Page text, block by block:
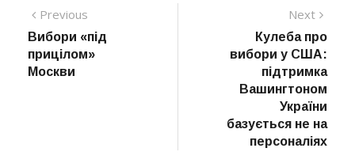
Навігація
записів
Previous
post:
Вибори «під
прицілом»
Москви
Next
post:
Кулеба про
вибори у США:
підтримка
Вашингтоном
України
базується не на
персоналіях